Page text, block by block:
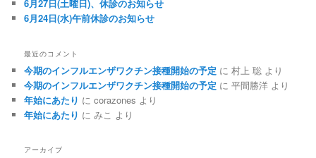
6月27日(土曜日)、休診のお知らせ
6月24日(水)午前休診のお知らせ
最近のコメント
今期のインフルエンザワクチン接種開始の予定 に村上 聡 より
今期のインフルエンザワクチン接種開始の予定 に平間勝洋 より
年始にあたり にcorazones より
年始にあたり にみこ より
アーカイブ